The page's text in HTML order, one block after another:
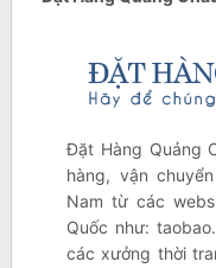
Đặt Hàng Quảng
hàng, vận
Nam từ các
Quốc như:
các xưởng thời